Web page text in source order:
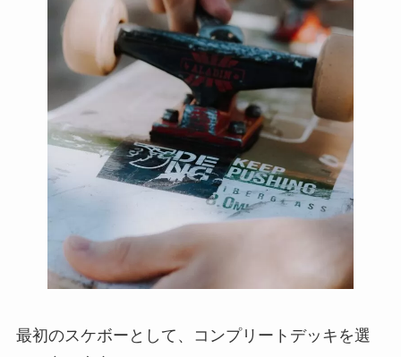
最初のスケボーとして、コンプリートデッキを選